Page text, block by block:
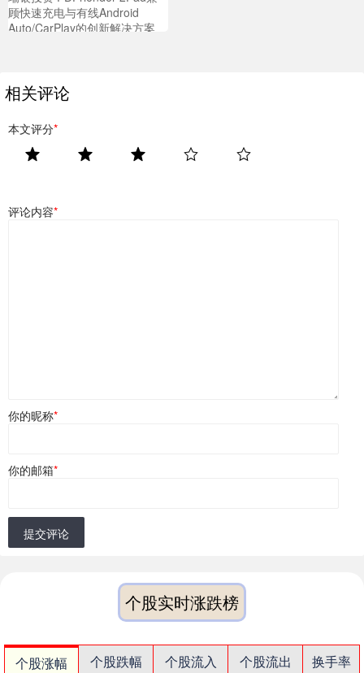
顾快速充电与有线Android
Auto/CarPlay的创新解决方案
相关评论
本文评分*
评论内容*
你的昵称*
你的邮箱*
提交评论
个股实时涨跌榜
个股涨幅 个股跌幅 个股流入 个股流出
换手率